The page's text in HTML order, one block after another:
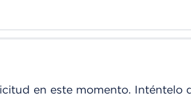
en este momento. Inténtelo